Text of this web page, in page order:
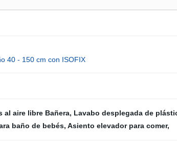
40 - 150 cm con ISOFIX
al aire libre Bañera, Lavabo desplegada de
baño de bebés, Asiento elevador para comer,